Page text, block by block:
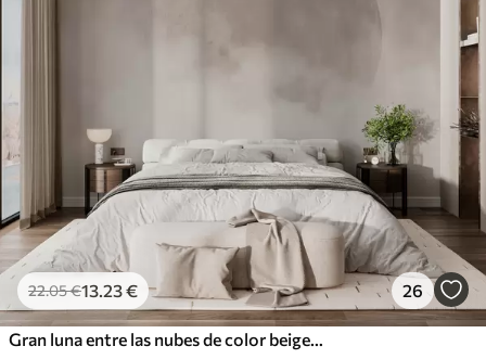
22.05€13.23€ 26
Gran luna entre las nubes de color beige estilo loft